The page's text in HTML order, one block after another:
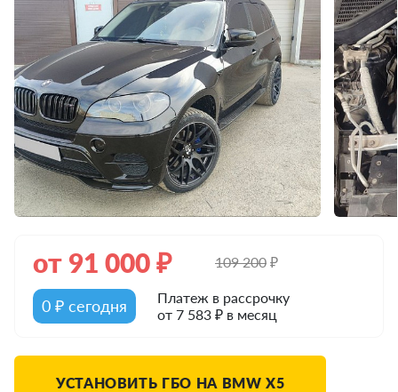
от 91 000₽ 109 200₽
0 ₽ сегодня
Платеж в рассрочку
от 7 583 ₽ в месяц
УСТАНОВИТЬ ГБО НА BMW X5